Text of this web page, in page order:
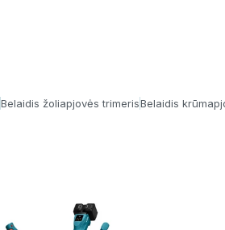
Belaidis žoliapjovės trimerisBelaidis